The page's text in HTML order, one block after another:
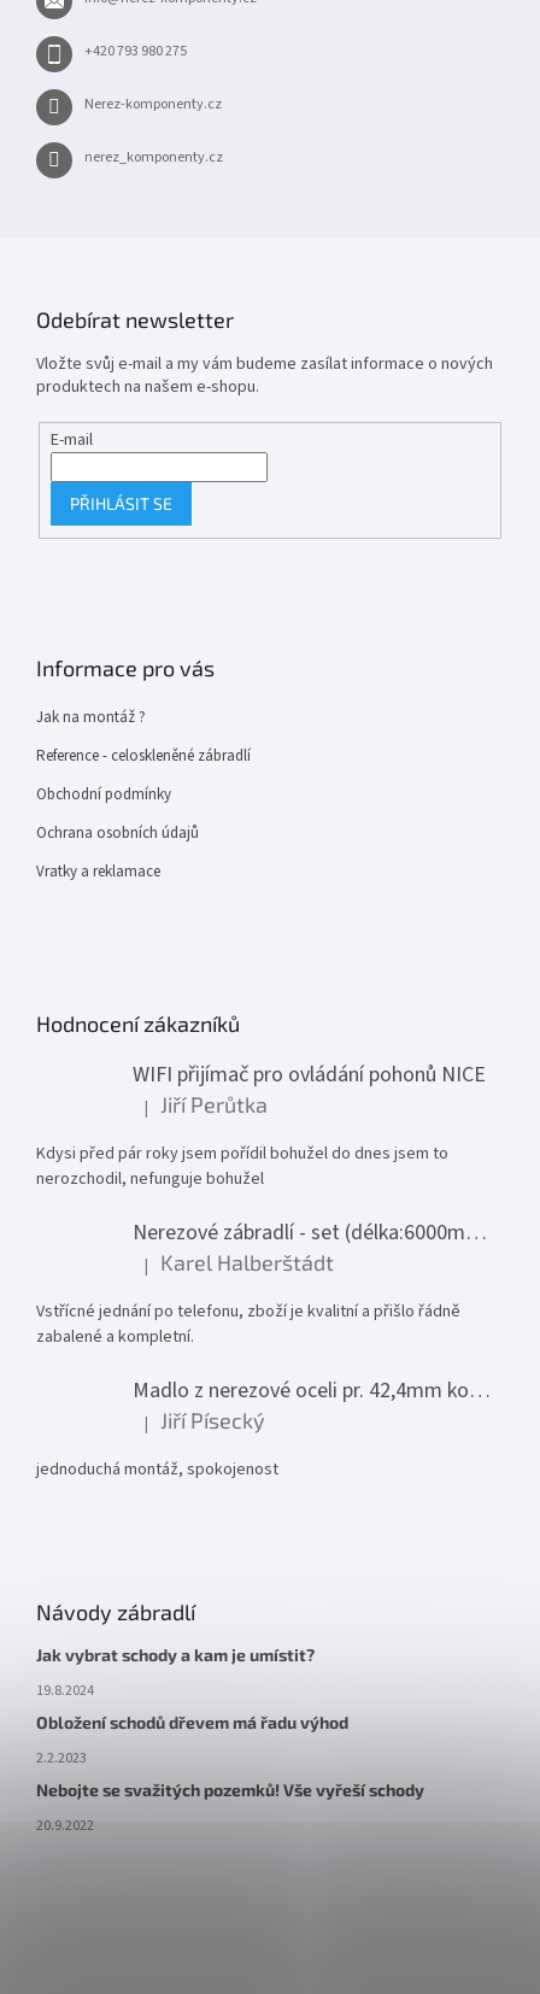
+420 793 980 275
Nerez-komponenty.cz
nerez_komponenty.cz
Odebírat newsletter
Vložte svůj e-mail a my vám budeme zasílat informace o nových
produktech na našem e-shopu.
E-mail
PŘIHLÁSIT SE
Informace pro vás
Jak na montáž ?
Reference - celoskleněné zábradlí
Obchodní podmínky
Ochrana osobních údajů
Vratky a reklamace
Hodnocení zákazníků
WIFI přijímač pro ovládání pohonů NICE
Hodnocení produktu je 1 z 5 hvězdiček.
| Jiří Perůtka
Kdysi před pár roky jsem pořídil bohužel do dnes jsem to
nerozchodil, nefunguje bohužel
Nerezové zábradlí - set (délka:6000mm x výška:1000mm)
Hodnocení produktu je 5 z 5 hvězdiček.
| Karel Halberštádt
Vstřícné jednání po telefonu, zboží je kvalitní a přišlo řádně
zabalené a kompletní.
Madlo z nerezové oceli pr. 42,4mm komplet - model 0116 - 3000mm
Hodnocení produktu je 5 z 5 hvězdiček.
| Jiří Písecký
jednoduchá montáž, spokojenost
Návody zábradlí
Jak vybrat schody a kam je umístit?
19.8.2024
Obložení schodů dřevem má řadu výhod
2.2.2023
Nebojte se svažitých pozemků! Vše vyřeší schody
20.9.2022